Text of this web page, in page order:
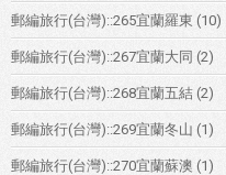
郵編旅行(台灣)::265宜蘭羅東 (10)
郵編旅行(台灣)::267宜蘭大同 (2)
郵編旅行(台灣)::268宜蘭五結 (2)
郵編旅行(台灣)::269宜蘭冬山 (1)
郵編旅行(台灣)::270宜蘭蘇澳 (1)